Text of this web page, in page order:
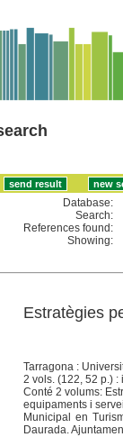
Database:
Search:
References found:
Showing:
Estratègies
Tarragona :
2 vols. (122, 52 p.) :
Conté 2 volums:
equipaments i
Municipal en
Daurada.